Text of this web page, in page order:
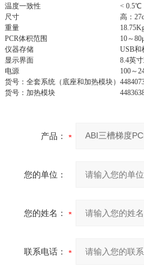
温度一致性
< 0.5℃
尺寸
高：
重量
PCR体积范围
10～
仪器存储
USB和
显示界面
8.4英
电源
100～
货号：全套系统（底座和加热模块）
货号：加热模块
产品：
您的单位：
您的姓名：
联系电话：